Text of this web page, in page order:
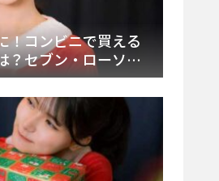
！コンビニで買える
？セブン・ローソ
販売状況と定番商品